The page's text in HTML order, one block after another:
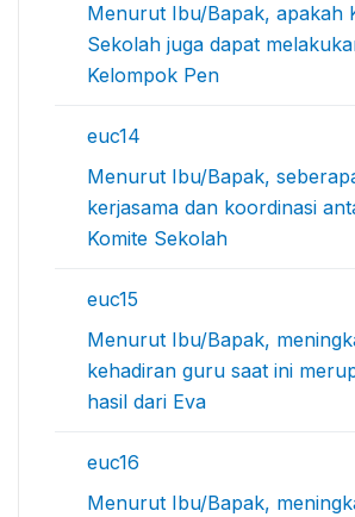
Menurut Ibu/Bapak, apakah
Sekolah juga dapat
Kelompok Pen
euc14
Menurut Ibu/Bapak,
kerjasama dan koordinasi
Komite Sekolah
euc15
Menurut Ibu/Bapak,
kehadiran guru saat ini
hasil dari Eva
euc16
Menurut Ibu/Bapak,